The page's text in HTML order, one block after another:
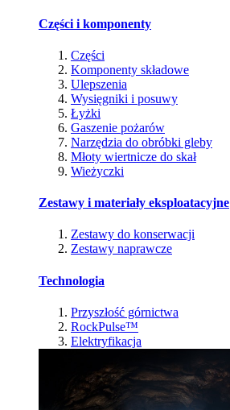
Części i komponenty
Części
Komponenty składowe
Ulepszenia
Wysięgniki i posuwy
Łyżki
Gaszenie pożarów
Narzędzia do obróbki gleby
Młoty wiertnicze do skał
Wieżyczki
Zestawy i materiały eksploatacyjne
Zestawy do konserwacji
Zestawy naprawcze
Technologia
Przyszłość górnictwa
RockPulse™
Elektryfikacja